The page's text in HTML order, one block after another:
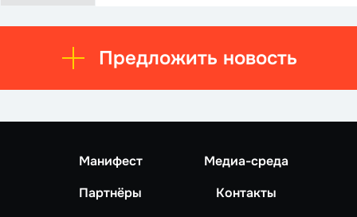
Предложить новость
Манифест
Медиа-среда
Партнёры
Контакты